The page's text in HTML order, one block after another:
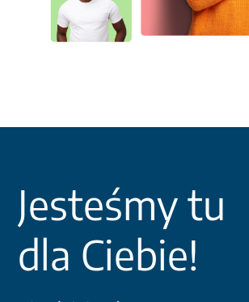
Jesteśmy tu
dla Ciebie!